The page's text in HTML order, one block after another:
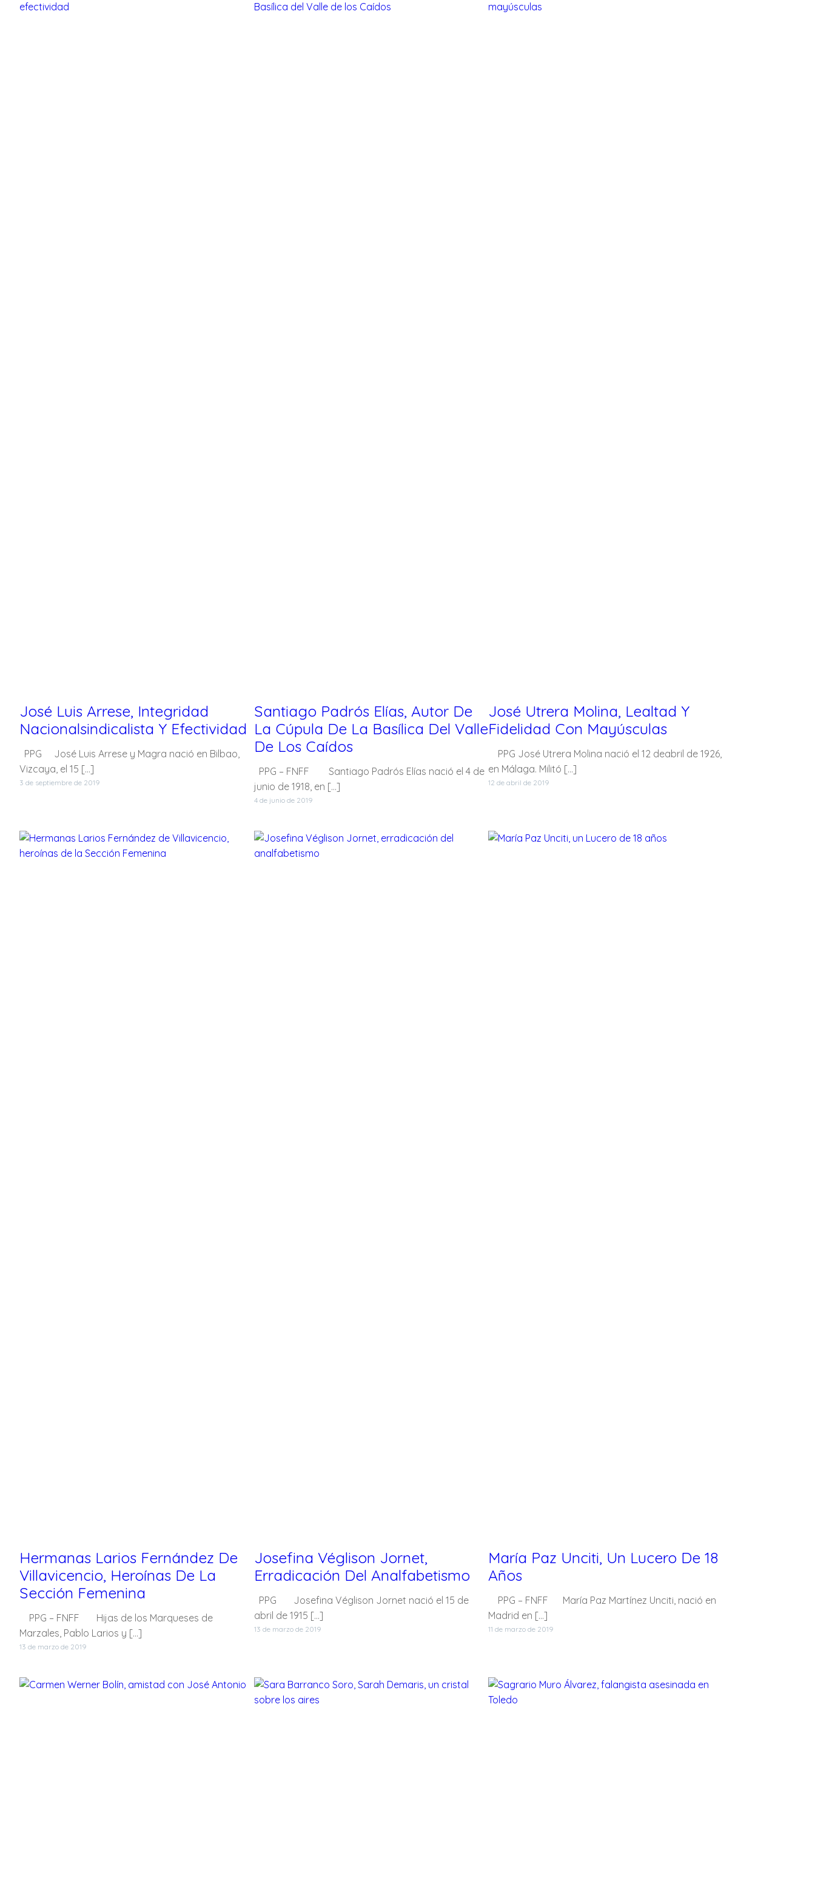
José Luis Arrese, Integridad
Nacionalsindicalista Y Efectividad
PPG José Luis Arrese y Magra nació en Bilbao,
Vizcaya, el 15 […]
3 de septiembre de 2019
Santiago Padrós Elías, Autor De
La Cúpula De La Basílica Del Valle
De Los Caídos
PPG – FNFF Santiago Padrós Elías nació el 4 de
junio de 1918, en […]
4 de junio de 2019
José Utrera Molina, Lealtad Y
Fidelidad Con Mayúsculas
PPG José Utrera Molina nació el 12 deabril de 1926,
en Málaga. Militó […]
12 de abril de 2019
Hermanas Larios Fernández De
Villavicencio, Heroínas De La
Sección Femenina
PPG – FNFF Hijas de los Marqueses de
Marzales, Pablo Larios y […]
13 de marzo de 2019
Josefina Véglison Jornet,
Erradicación Del Analfabetismo
PPG Josefina Véglison Jornet nació el 15 de
abril de 1915 […]
13 de marzo de 2019
María Paz Unciti, Un Lucero De 18
Años
PPG – FNFF María Paz Martínez Unciti, nació en
Madrid en […]
11 de marzo de 2019